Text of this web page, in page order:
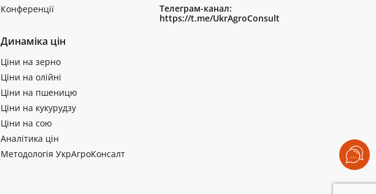
Конференції
Динаміка цін
Ціни на зерно
Ціни на олійні
Ціни на пшеницю
Ціни на кукурудзу
Ціни на сою
Аналітика цін
Методологія УкрАгроКонсалт
Телеграм-канал:
https://t.me/UkrAgroConsult